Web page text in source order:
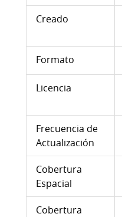
Creado
Formato
Licencia
Frecuencia de
Actualización
Cobertura
Espacial
Cobertura